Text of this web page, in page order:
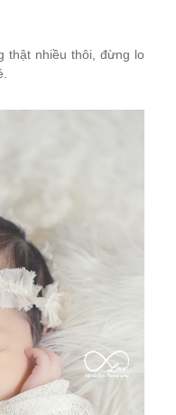
thật nhiều thôi, đừng lo